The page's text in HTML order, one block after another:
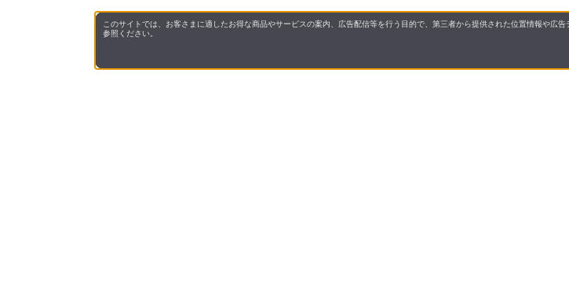
このサイトでは、お客さまに適したお得な商品やサービスの案内、広告配信等を行う目的で、第三者から提供された位置情報や広
参照ください。